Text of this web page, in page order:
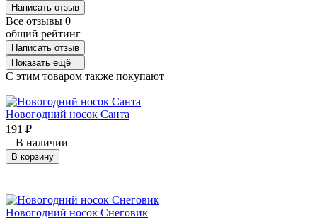
Написать отзыв
Все отзывы 0
общий рейтинг
Написать отзыв
Показать ещё
C этим товаром также покупают
Новогодний носок Санта
191 ₽
В наличии
В корзину
Новогодний носок Снеговик